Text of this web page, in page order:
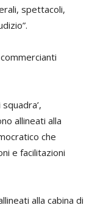
spettacoli,
allineati alla
che
e facilitazioni
alla cabina di